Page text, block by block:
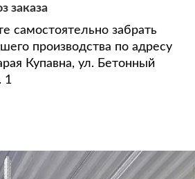
заказа
самостоятельно забрать
производства по адресу
Купавна, ул. Бетонный
1